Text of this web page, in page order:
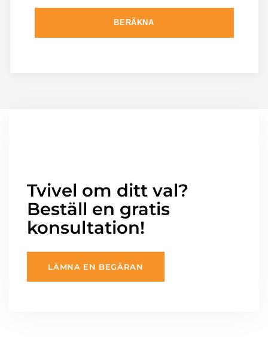
BERÄKNA
Tvivel om ditt val?
Beställ en gratis
konsultation!
LÄMNA EN BEGÄRAN